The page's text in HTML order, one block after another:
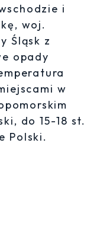
i
woj.
Śląsk z
opady
w
do 15-18 st.
Polski.